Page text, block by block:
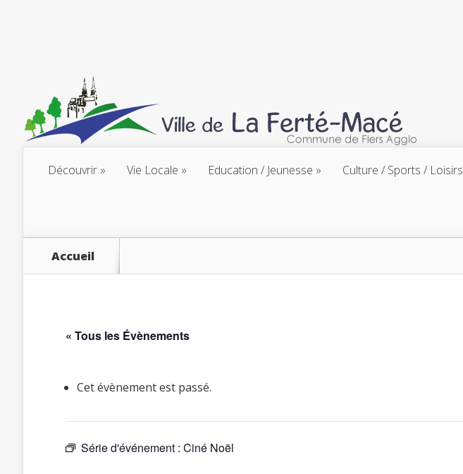
Découvrir Vie Locale Education / Jeunesse Culture / Sports / Loisirs
Accueil
« Tous les Évènements
Cet évènement est passé.
Série d'événement : Ciné Noël